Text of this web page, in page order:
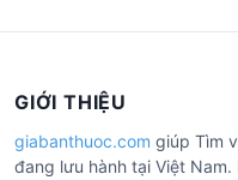
GIỚI THIỆU
giabanthuoc.com giúp Tìm
đang lưu hành tại Việt